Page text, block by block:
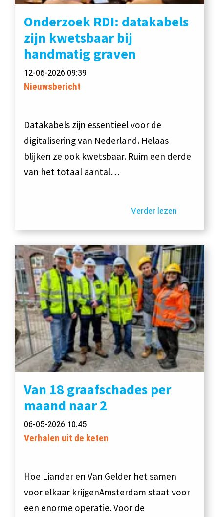
Onderzoek RDI: datakabels
zijn kwetsbaar bij
handmatig graven
12-06-2026 09:39
Nieuwsbericht
Datakabels zijn essentieel voor de
digitalisering van Nederland. Helaas
blijken ze ook kwetsbaar. Ruim een derde
van het totaal aantal…
Verder lezen
Van 18 graafschades per
maand naar 2
06-05-2026 10:45
Verhalen uit de keten
Hoe Liander en Van Gelder het samen
voor elkaar krijgenAmsterdam staat voor
een enorme operatie. Voor de